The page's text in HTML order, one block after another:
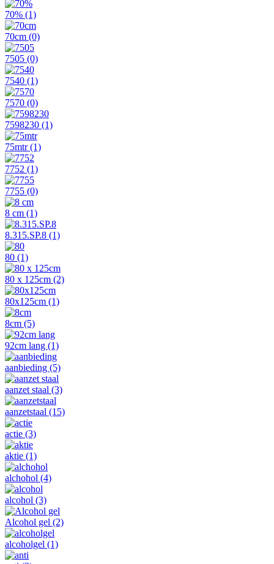
70% (1)
70cm (0)
7505 (0)
7540 (1)
7570 (0)
7598230 (1)
75mtr(1)
7752 (1)
7755 (0)
8 cm (1)
8.315.SP.8 (1)
80 (1)
80 x 125cm (2)
80x125cm (1)
8cm (5)
92cm lang (1)
aanbieding (5)
aanzet staal (3)
aanzetstaal (15)
actie (3)
aktie (1)
alchohol (4)
alcohol (3)
Alcohol gel (2)
alcoholgel (1)